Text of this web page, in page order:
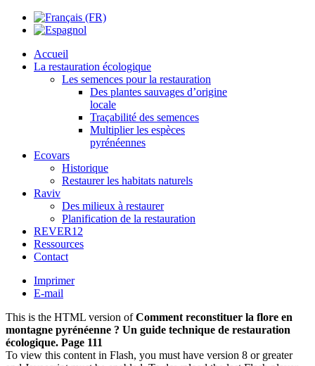
Accueil
La restauration écologique
Les semences pour la restauration
Des plantes sauvages d’origine
locale
Traçabilité des semences
Multiplier les espèces
pyrénéennes
Ecovars
Historique
Restaurer les habitats naturels
Raviv
Des milieux à restaurer
Planification de la restauration
REVER12
Ressources
Contact
Imprimer
E-mail
This is the HTML version ofComment reconstituer la flore en
montagne pyrénéenne ? Un guide technique de restauration
écologique. Page 111
To view this content in Flash, you must have version 8 or greater